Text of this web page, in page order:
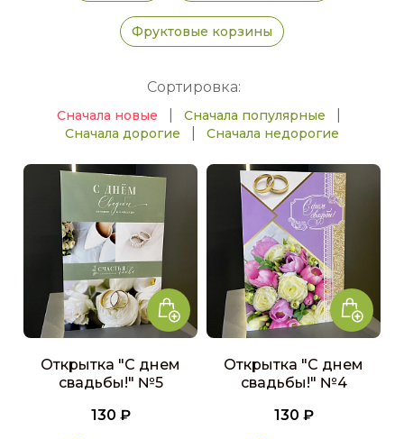
Фруктовые корзины
Сортировка:
Сначала новые Сначала популярные
Сначала дорогие Сначала недорогие
Открытка "С днем
свадьбы!" №5
130 ₽
Открытка "С днем
свадьбы!" №4
130 ₽